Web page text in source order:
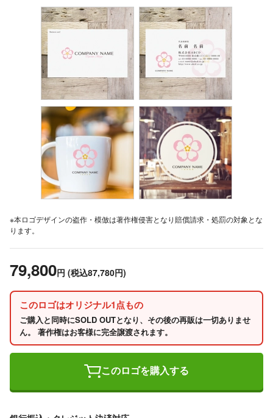
※本ロゴデザインの盗作・模倣は著作権侵害となり賠償請求・処罰の対象とな
ります。
79,800円 (税込87,780円)
このロゴはオリジナル1点もの
ご購入と同時にSOLD OUTとなり、その後の再販は一切ありませ
ん。 著作権はお客様に完全譲渡されます。
このロゴを購入する